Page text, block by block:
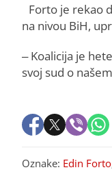
Forto je rekao
na nivou BiH,
– Koalicija je
svoj sud o
Oznake: Edin Forto